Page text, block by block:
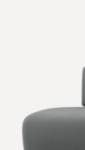
Кларинс